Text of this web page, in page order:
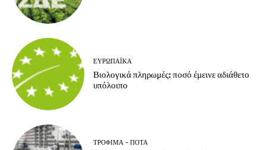
ΕΥΡΩΠΑΪΚΆ
Βιολογικά πληρωμές: ποσό έμεινε αδιάθετο
υπόλοιπο
ΤΡΌΦΙΜΑ - ΠΟΤΆ